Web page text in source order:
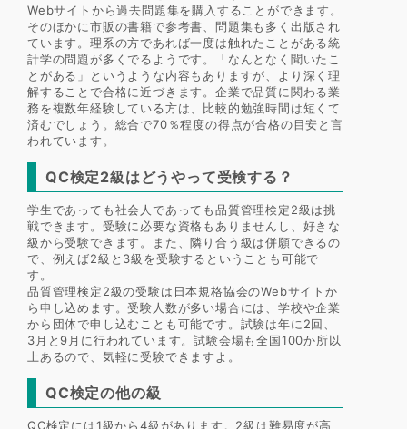
Webサイトから過去問題集を購入することができます。
そのほかに市販の書籍で参考書、問題集も多く出版され
ています。理系の方であれば一度は触れたことがある統
計学の問題が多くでるようです。「なんとなく聞いたこ
とがある」というような内容もありますが、より深く理
解することで合格に近づきます。企業で品質に関わる業
務を複数年経験している方は、比較的勉強時間は短くて
済むでしょう。総合で70％程度の得点が合格の目安と言
われています。
QC検定2級はどうやって受検する？
学生であっても社会人であっても品質管理検定2級は挑
戦できます。受験に必要な資格もありませんし、好きな
級から受験できます。また、隣り合う級は併願できるの
で、例えば2級と3級を受験するということも可能で
す。
品質管理検定2級の受験は日本規格協会のWebサイトか
ら申し込めます。受験人数が多い場合には、学校や企業
から団体で申し込むことも可能です。試験は年に2回、
3月と9月に行われています。試験会場も全国100か所以
上あるので、気軽に受験できますよ。
QC検定の他の級
QC検定には1級から4級があります。2級は難易度が高